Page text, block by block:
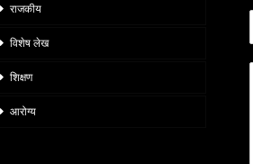
राजकीय
विशेष लेख
शिक्षण
आरोग्य